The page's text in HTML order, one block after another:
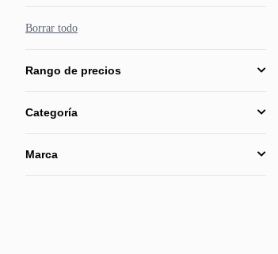
Borrar todo
Rango de precios
Categoría
Marca